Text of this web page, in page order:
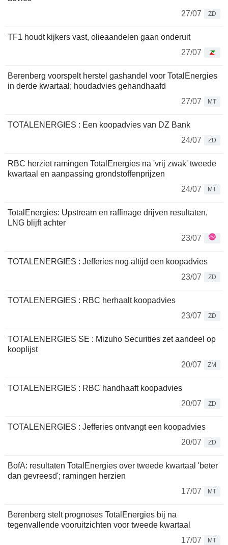
27/07
ZD
TF1 houdt kijkers vast, olieaandelen gaan onderuit
27/07
Berenberg voorspelt herstel gashandel voor TotalEnergies
in derde kwartaal; houdadvies gehandhaafd
27/07
MT
TOTALENERGIES : Een koopadvies van DZ Bank
24/07
ZD
RBC herziet ramingen TotalEnergies na 'vrij zwak' tweede
kwartaal en aanpassing grondstoffenprijzen
24/07
MT
TotalEnergies: Upstream en raffinage drijven resultaten,
LNG blijft achter
23/07
TOTALENERGIES : Jefferies nog altijd een koopadvies
23/07
ZD
TOTALENERGIES : RBC herhaalt koopadvies
23/07
ZD
TOTALENERGIES SE : Mizuho Securities zet aandeel op
kooplijst
20/07
ZM
TOTALENERGIES : RBC handhaaft koopadvies
20/07
ZD
TOTALENERGIES : Jefferies ontvangt een koopadvies
20/07
ZD
BofA: resultaten TotalEnergies over tweede kwartaal 'beter
dan gevreesd'; ramingen herzien
17/07
MT
Berenberg stelt prognoses TotalEnergies bij na
tegenvallende vooruitzichten voor tweede kwartaal
17/07
MT